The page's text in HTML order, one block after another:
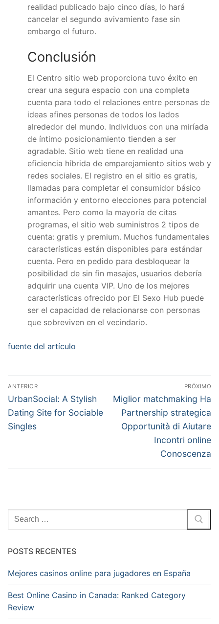
realidad publicado bajo cinco días, lo hará
cancelar el segundo avivamiento fase sin
embargo el futuro.
Conclusión
El Centro sitio web proporciona tuvo éxito en
crear una segura espacio con una completa
cuenta para todo el relaciones entre personas de
ideas afines personas de todos los lados
alrededor del mundo. Individuos con una miríada
de íntimo posicionamiento tienden a ser
agradable. Sitio web tiene en realidad una
eficiencia híbrida de emparejamiento sitios web y
redes sociales. El registro en el sitio es gratis,
llamadas para completar el consumidor básico
información y entorno elecciones para potencial
amantes. Pero como la mayoría de citas
programas, el sitio web suministros 2 tipos de
cuenta: gratis y premium. Muchos fundamentales
características están disponibles para estándar
cuenta. Pero en pedido para desbloquear la
posibilidad de sin fin masajes, usuarios debería
adquirir una cuenta VIP. Uno de los mejores
características ofrecido por El Sexo Hub puede
ser el capacidad de relacionarse con personas
que sobreviven en el vecindario.
fuente del artículo
Navegação
de
Post
ANTERIOR
Post
anterior:
UrbanSocial: A Stylish
Dating Site for Sociable
Singles
PRÓXIMO
Próximo
post:
Miglior matchmaking Ha
Partnership strategica
Opportunità di Aiutare
Incontri online
Conoscenza
Pesquisar
por:
POSTS RECENTES
Mejores casinos online para jugadores en España
Best Online Casino in Canada: Ranked Category
Review